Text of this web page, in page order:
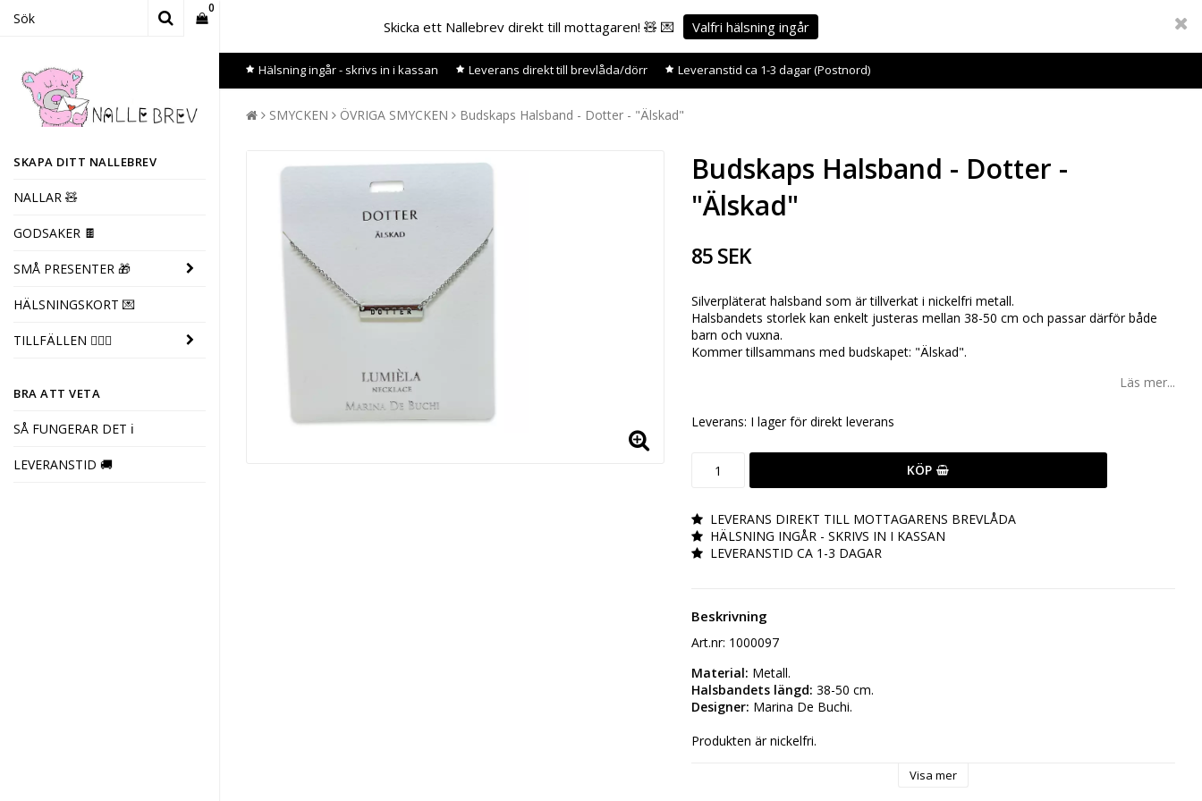
Skicka ett Nallebrev direkt till mottagaren! 🧸 💌 Valfri hälsning ingår
Hälsning ingår - skrivs in i kassan Leverans direkt till brevlåda/dörr Leveranstid ca 1-3 dagar (Postnord)
0
Din varukorg är tom
SKAPA DITT NALLEBREV
NALLAR 🧸
GODSAKER 🍫
SMÅ PRESENTER 🎁
HÄLSNINGSKORT 💌
TILLFÄLLEN 👩‍❤️‍👨
BRA ATT VETA
SÅ FUNGERAR DET ℹ️
LEVERANSTID 🚚
SMYCKEN ÖVRIGA SMYCKEN Budskaps Halsband - Dotter - "Älskad"
Budskaps Halsband - Dotter -
"Älskad"
85 SEK
Silverpläterat halsband som är tillverkat i nickelfri metall.
Halsbandets storlek kan enkelt justeras mellan 38-50 cm och passar därför både
barn och vuxna.
Kommer tillsammans med budskapet: "Älskad".
Läs mer...
Leverans: I lager för direkt leverans
KÖP
LEVERANS DIREKT TILL MOTTAGARENS BREVLÅDA
HÄLSNING INGÅR - SKRIVS IN I KASSAN
LEVERANSTID CA 1-3 DAGAR
Beskrivning
Art.nr: 1000097
Material: Metall.
Halsbandets längd: 38-50 cm.
Designer: Marina De Buchi.
Produkten är nickelfri.
Visa mer